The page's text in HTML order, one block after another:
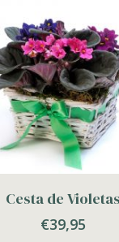
Cesta de Violetas
€39,95